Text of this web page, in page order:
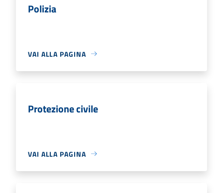
Polizia
VAI ALLA PAGINA
Protezione civile
VAI ALLA PAGINA